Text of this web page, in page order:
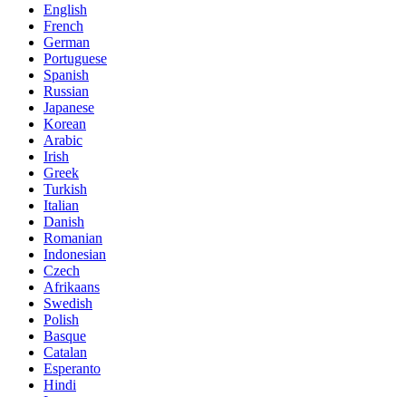
English
French
German
Portuguese
Spanish
Russian
Japanese
Korean
Arabic
Irish
Greek
Turkish
Italian
Danish
Romanian
Indonesian
Czech
Afrikaans
Swedish
Polish
Basque
Catalan
Esperanto
Hindi